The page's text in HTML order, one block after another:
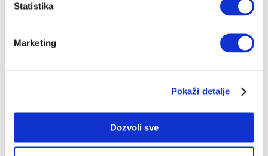
Statistika
Marketing
Pokaži detalje
Dozvoli sve